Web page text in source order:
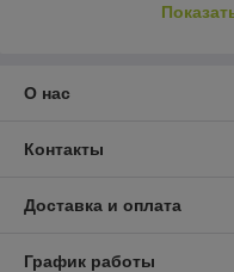
О нас
Контакты
Доставка и оплата
График работы